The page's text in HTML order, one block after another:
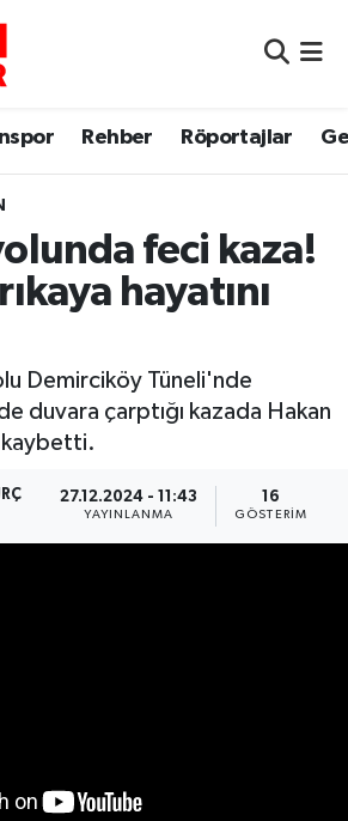
Rehber Röportajlar
feci kaza!
hayatını
Demirciköy Tüneli'nde
duvara çarptığı kazada Hakan
kaybetti.
27.12.2024 - 11:43
YAYINLANMA
16
GÖSTERIM
Eczaneler
Durumu
Vakitleri
Yoğunluk Haritası
Durumu ve Fikstür